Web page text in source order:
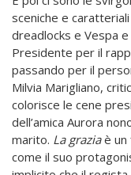
sceniche e
dreadlocks e Vespa
Presidente per il
passando per il
Milvia Marigliano,
colorisce le cene
dell’amica Aurora
marito. La graziaè un
come il suo